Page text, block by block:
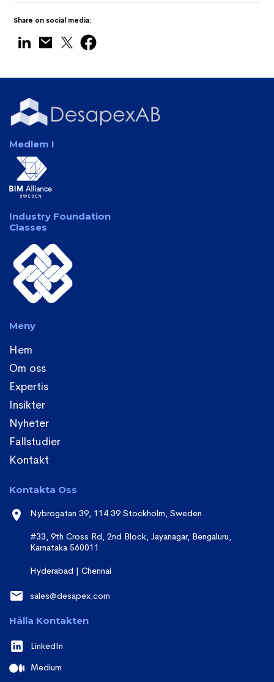
Share on social media:
Medlem I
Industry Foundation
Classes
Meny
Hem
Om oss
Expertis
Insikter
Nyheter
Fallstudier
Kontakt
Kontakta Oss
Nybrogatan 39, 114 39 Stockholm, Sweden
#33, 9th Cross Rd, 2nd Block, Jayanagar, Bengaluru,
Karnataka 560011
Hyderabad | Chennai
sales@desapex.com
Hålla Kontakten
LinkedIn
Medium